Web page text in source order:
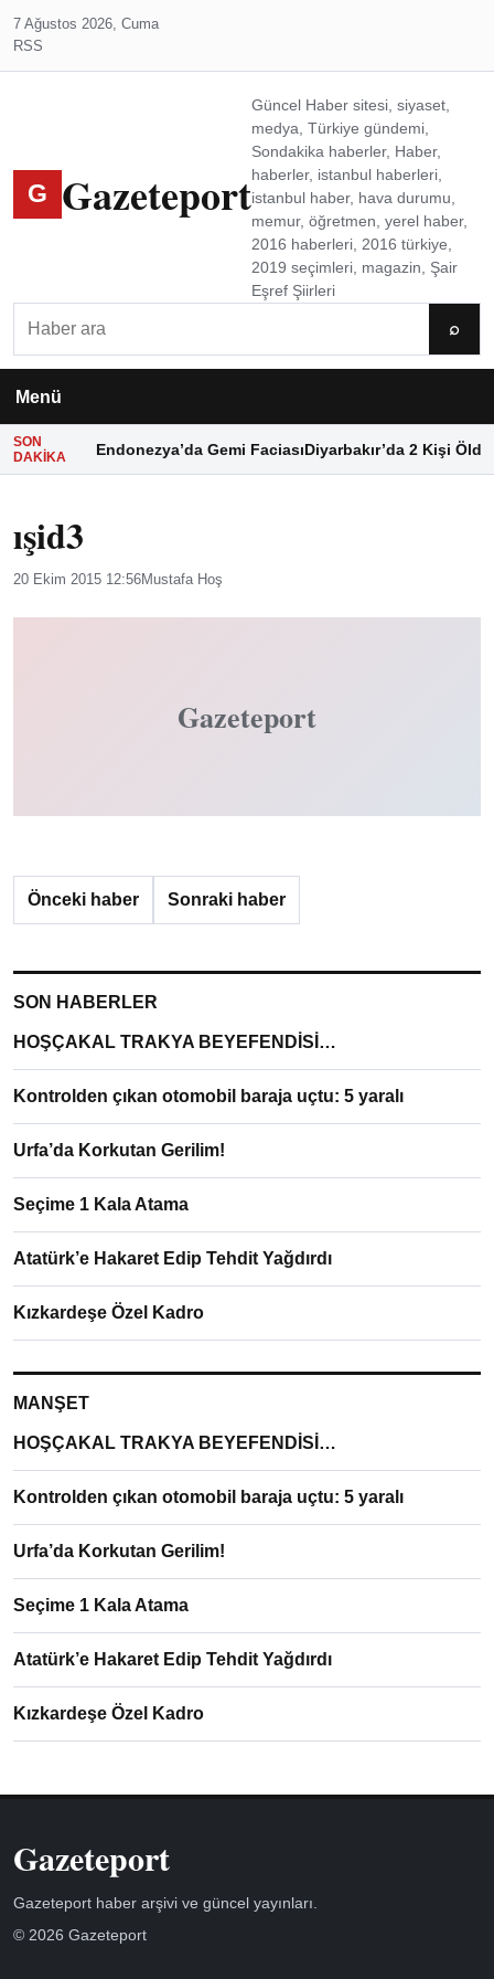
7 Ağustos 2026, Cuma
RSS
G Gazeteport
Güncel Haber sitesi, siyaset,
medya, Türkiye gündemi,
Sondakika haberler, Haber,
haberler, istanbul haberleri,
istanbul haber, hava durumu,
memur, öğretmen, yerel haber,
2016 haberleri, 2016 türkiye,
2019 seçimleri, magazin, Şair
Eşref Şiirleri
⌕
Menü
SON
DAKIKA
Endonezya’da Gemi FaciasıDiyarbakır’da 2 Kişi Öldü
ışid3
20 Ekim 2015 12:56Mustafa Hoş
Gazeteport
Önceki haber Sonraki haber
SON HABERLER
HOŞÇAKAL TRAKYA BEYEFENDİSİ…
Kontrolden çıkan otomobil baraja uçtu: 5 yaralı
Urfa’da Korkutan Gerilim!
Seçime 1 Kala Atama
Atatürk’e Hakaret Edip Tehdit Yağdırdı
Kızkardeşe Özel Kadro
MANŞET
HOŞÇAKAL TRAKYA BEYEFENDİSİ…
Kontrolden çıkan otomobil baraja uçtu: 5 yaralı
Urfa’da Korkutan Gerilim!
Seçime 1 Kala Atama
Atatürk’e Hakaret Edip Tehdit Yağdırdı
Kızkardeşe Özel Kadro
Gazeteport
Gazeteport haber arşivi ve güncel yayınları.
© 2026 Gazeteport